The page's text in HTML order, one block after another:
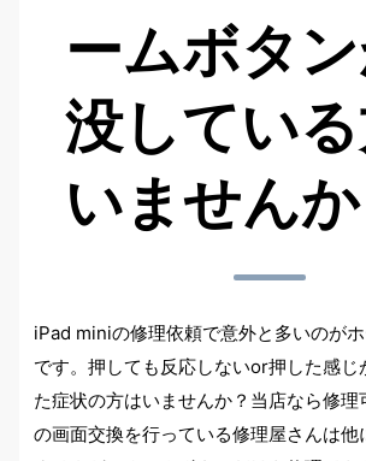
ームボタ
没してい
いませんか
iPad miniの修理依頼で意外と多いのが
です。押しても反応しないor押した感
た症状の方はいませんか？当店なら修
の画面交換を行っている修理屋さんは他